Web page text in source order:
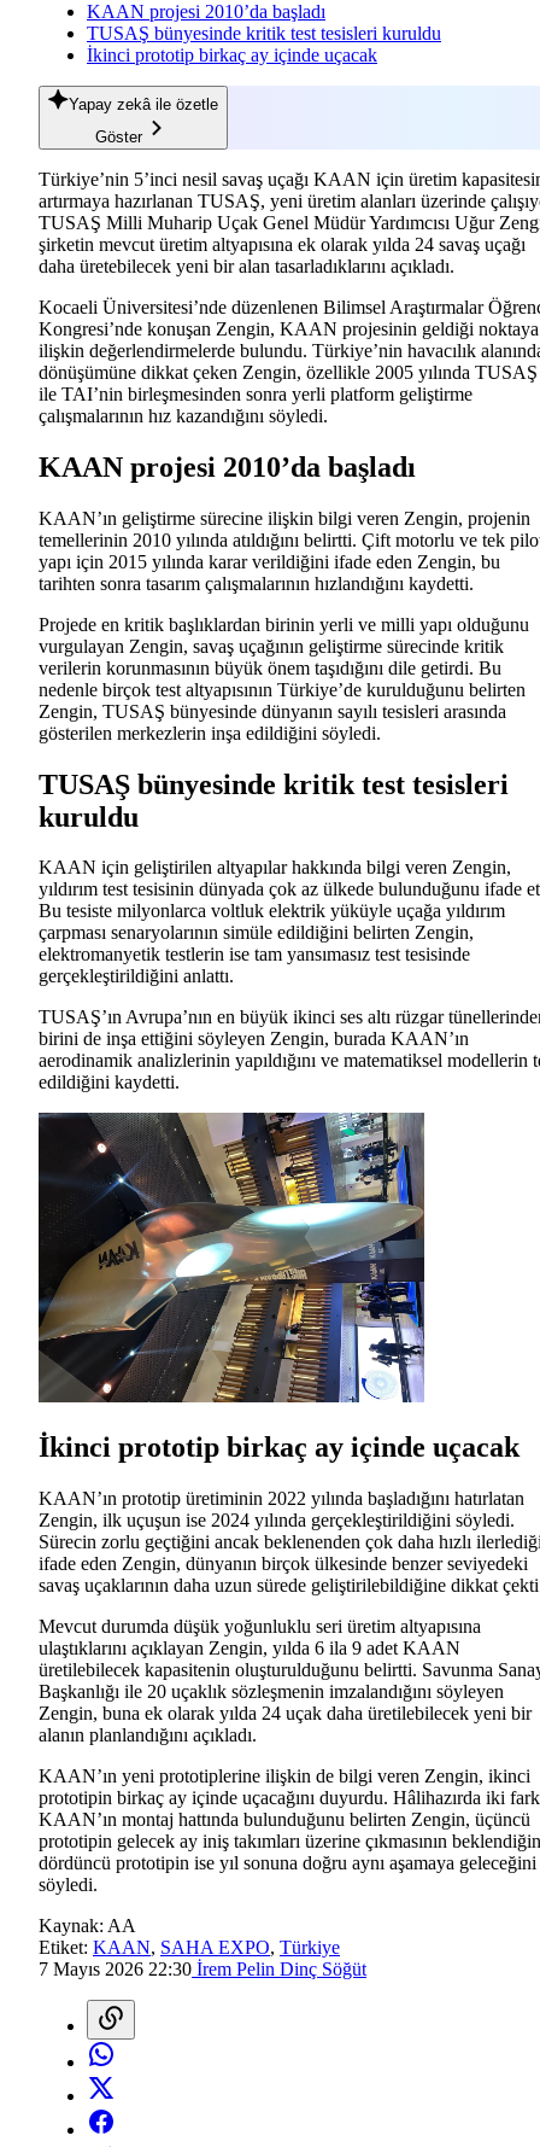
KAAN projesi 2010’da başladı
TUSAŞ bünyesinde kritik test tesisleri kuruldu
İkinci prototip birkaç ay içinde uçacak
Yapay zekâ ile özetle
Göster
Türkiye’nin 5’inci nesil savaş uçağı KAAN için üretim
artırmaya hazırlanan TUSAŞ, yeni üretim alanları üzerinde
TUSAŞ Milli Muharip Uçak Genel Müdür Yardımcısı Uğur
şirketin mevcut üretim altyapısına ek olarak yılda 24 savaş uçağı
daha üretebilecek yeni bir alan tasarladıklarını açıkladı.
Kocaeli Üniversitesi’nde düzenlenen Bilimsel Araştırmalar
Kongresi’nde konuşan Zengin, KAAN projesinin geldiği noktaya
ilişkin değerlendirmelerde bulundu. Türkiye’nin havacılık
dönüşümüne dikkat çeken Zengin, özellikle 2005 yılında TUSAŞ
ile TAI’nin birleşmesinden sonra yerli platform geliştirme
çalışmalarının hız kazandığını söyledi.
KAAN projesi 2010’da başladı
KAAN’ın geliştirme sürecine ilişkin bilgi veren Zengin, projenin
temellerinin 2010 yılında atıldığını belirtti. Çift motorlu ve tek
yapı için 2015 yılında karar verildiğini ifade eden Zengin, bu
tarihten sonra tasarım çalışmalarının hızlandığını kaydetti.
Projede en kritik başlıklardan birinin yerli ve milli yapı olduğunu
vurgulayan Zengin, savaş uçağının geliştirme sürecinde kritik
verilerin korunmasının büyük önem taşıdığını dile getirdi. Bu
nedenle birçok test altyapısının Türkiye’de kurulduğunu belirten
Zengin, TUSAŞ bünyesinde dünyanın sayılı tesisleri arasında
gösterilen merkezlerin inşa edildiğini söyledi.
TUSAŞ bünyesinde kritik test tesisleri
kuruldu
KAAN için geliştirilen altyapılar hakkında bilgi veren Zengin,
yıldırım test tesisinin dünyada çok az ülkede bulunduğunu ifade
Bu tesiste milyonlarca voltluk elektrik yüküyle uçağa yıldırım
çarpması senaryolarının simüle edildiğini belirten Zengin,
elektromanyetik testlerin ise tam yansımasız test tesisinde
gerçekleştirildiğini anlattı.
TUSAŞ’ın Avrupa’nın en büyük ikinci ses altı rüzgar
birini de inşa ettiğini söyleyen Zengin, burada KAAN’ın
aerodinamik analizlerinin yapıldığını ve matematiksel modellerin
edildiğini kaydetti.
İkinci prototip birkaç ay içinde uçacak
KAAN’ın prototip üretiminin 2022 yılında başladığını hatırlatan
Zengin, ilk uçuşun ise 2024 yılında gerçekleştirildiğini söyledi.
Sürecin zorlu geçtiğini ancak beklenenden çok daha hızlı
ifade eden Zengin, dünyanın birçok ülkesinde benzer seviyedeki
savaş uçaklarının daha uzun sürede geliştirilebildiğine dikkat
Mevcut durumda düşük yoğunluklu seri üretim altyapısına
ulaştıklarını açıklayan Zengin, yılda 6 ila 9 adet KAAN
üretilebilecek kapasitenin oluşturulduğunu belirtti. Savunma
Başkanlığı ile 20 uçaklık sözleşmenin imzalandığını söyleyen
Zengin, buna ek olarak yılda 24 uçak daha üretilebilecek yeni bir
alanın planlandığını açıkladı.
KAAN’ın yeni prototiplerine ilişkin de bilgi veren Zengin, ikinci
prototipin birkaç ay içinde uçacağını duyurdu. Hâlihazırda iki
KAAN’ın montaj hattında bulunduğunu belirten Zengin, üçüncü
prototipin gelecek ay iniş takımları üzerine çıkmasının
dördüncü prototipin ise yıl sonuna doğru aynı aşamaya geleceğini
söyledi.
Kaynak: AA
Etiket: KAAN, SAHA EXPO, Türkiye
7 Mayıs 2026 22:30 İrem Pelin Dinç Söğüt